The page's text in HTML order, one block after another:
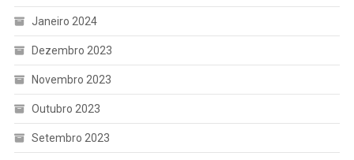
Janeiro 2024
Dezembro 2023
Novembro 2023
Outubro 2023
Setembro 2023